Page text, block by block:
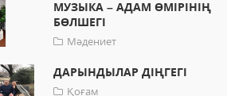
МУЗЫКА – АДАМ ӨМІРІНІҢ
БӨЛШЕГІ
Мәдениет
ДАРЫНДЫЛАР ДІҢГЕГІ
Қоғам